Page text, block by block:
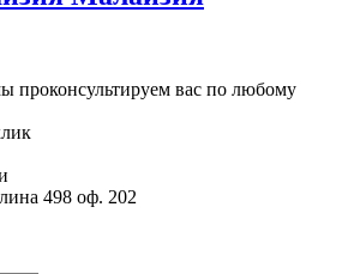
проконсультируем вас по любому
498 оф. 202